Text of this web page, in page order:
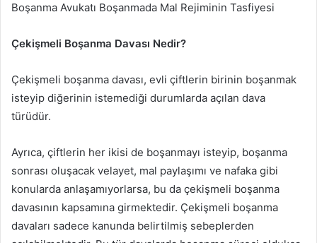
Boşanma Avukatı Boşanmada Mal Rejiminin Tasfiyesi
Çekişmeli Boşanma Davası Nedir?
Çekişmeli boşanma davası, evli çiftlerin birinin boşanmak
isteyip diğerinin istemediği durumlarda açılan dava
türüdür.
Ayrıca, çiftlerin her ikisi de boşanmayı isteyip, boşanma
sonrası oluşacak velayet, mal paylaşımı ve nafaka gibi
konularda anlaşamıyorlarsa, bu da çekişmeli boşanma
davasının kapsamına girmektedir. Çekişmeli boşanma
davaları sadece kanunda belirtilmiş sebeplerden